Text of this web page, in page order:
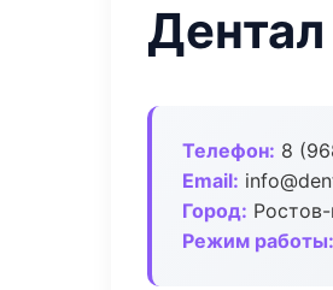
Телефон: 8
Email:
Город:
Режим работы: